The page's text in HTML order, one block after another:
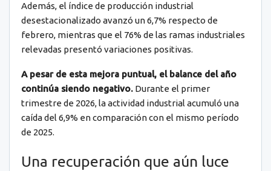
Además, el índice de producción industrial
desestacionalizado avanzó un 6,7% respecto de
febrero, mientras que el 76% de las ramas industriales
relevadas presentó variaciones positivas.
A pesar de esta mejora puntual, el balance del año
continúa siendo negativo. Durante el primer
trimestre de 2026, la actividad industrial acumuló una
caída del 6,9% en comparación con el mismo período
de 2025.
Una recuperación que aún luce